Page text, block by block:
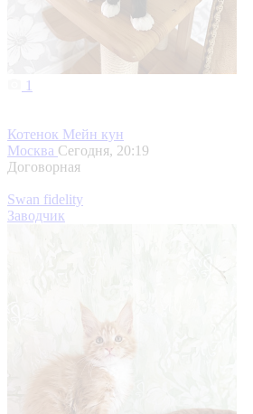
1
Котенок Мейн кун
Москва Сегодня, 20:19
Договорная
Swan fidelity
Заводчик